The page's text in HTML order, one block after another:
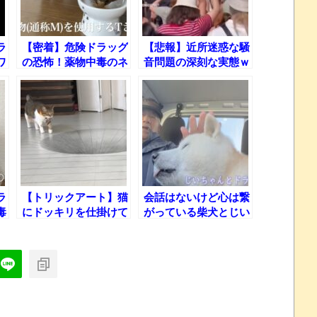
【密着】危険ドラッグ
の恐怖！薬物中毒のネ
コの荒んだ生活の実態
とは!?
【悲報】近所迷惑な騒
音問題の深刻な実態ｗ
ｗｗ
【トリックアート】猫
にドッキリを仕掛けて
会話はないけど心は繋
がっている柴犬とじい